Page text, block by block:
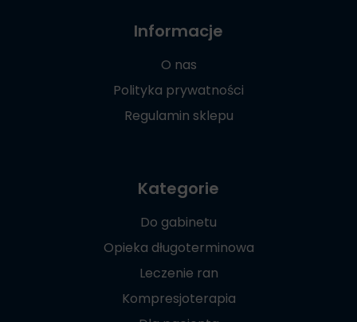
Informacje
O nas
Polityka prywatności
Regulamin sklepu
Kategorie
Do gabinetu
Opieka długoterminowa
Leczenie ran
Kompresjoterapia